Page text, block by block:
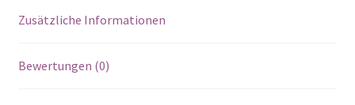
Zusätzliche Informationen
Bewertungen (0)